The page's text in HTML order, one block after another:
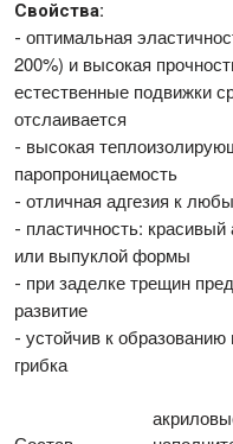
Свойства:
- оптимальная
200%) и высокая
естественные подвижки
отслаивается
- высокая
паропроницаемость
- отличная адгезия к
- пластичность:
или выпуклой формы
- при заделке трещин
развитие
- устойчив к
грибка